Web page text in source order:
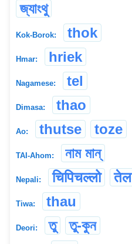
জ্যাংথু
Kok-Borok: thok
Hmar: hriek
Nagamese: tel
Dimasa: thao
Ao: thutse toze
TAI-Ahom: নাম মান্
Nepali: चिपिचल्लो तेल
Tiwa: thau
Deori: তু
তু-কুন